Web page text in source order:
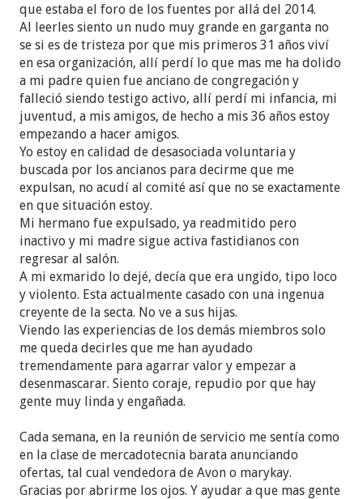
que estaba el foro de los fuentes por allá del 2014.
Al leerles siento un nudo muy grande en garganta no
se si es de tristeza por que mis primeros 31 años viví
en esa organización, allí perdí lo que mas me ha dolido
a mi padre quien fue anciano de congregación y
falleció siendo testigo activo, allí perdí mi infancia, mi
juventud, a mis amigos, de hecho a mis 36 años estoy
empezando a hacer amigos.
Yo estoy en calidad de desasociada voluntaria y
buscada por los ancianos para decirme que me
expulsan, no acudí al comité así que no se exactamente
en que situación estoy.
Mi hermano fue expulsado, ya readmitido pero
inactivo y mi madre sigue activa fastidianos con
regresar al salón.
A mi exmarido lo dejé, decía que era ungido, tipo loco
y violento. Esta actualmente casado con una ingenua
creyente de la secta. No ve a sus hijas.
Viendo las experiencias de los demás miembros solo
me queda decirles que me han ayudado
tremendamente para agarrar valor y empezar a
desenmascarar. Siento coraje, repudio por que hay
gente muy linda y engañada.
Cada semana, en la reunión de servicio me sentía como
en la clase de mercadotecnia barata anunciando
ofertas, tal cual vendedora de Avon o marykay.
Gracias por abrirme los ojos. Y ayudar a que mas gente